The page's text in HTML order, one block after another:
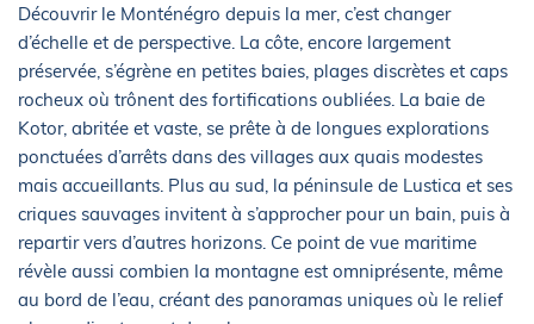
Découvrir le Monténégro depuis la mer, c’est changer
d’échelle et de perspective. La côte, encore largement
préservée, s’égrène en petites baies, plages discrètes et caps
rocheux où trônent des fortifications oubliées. La baie de
Kotor, abritée et vaste, se prête à de longues explorations
ponctuées d’arrêts dans des villages aux quais modestes
mais accueillants. Plus au sud, la péninsule de Lustica et ses
criques sauvages invitent à s’approcher pour un bain, puis à
repartir vers d’autres horizons. Ce point de vue maritime
révèle aussi combien la montagne est omniprésente, même
au bord de l’eau, créant des panoramas uniques où le relief